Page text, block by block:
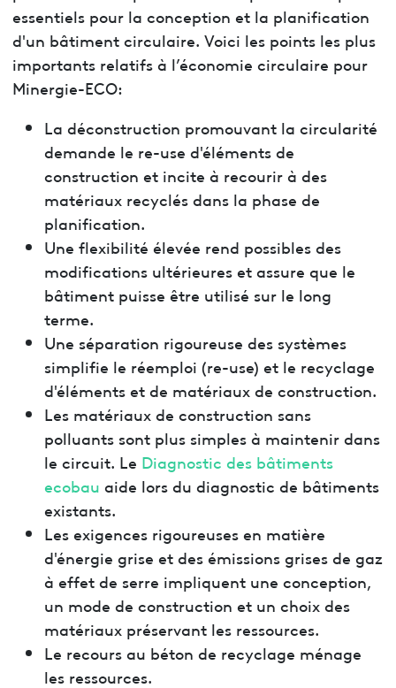
essentiels pour la conception et la planification
d'un bâtiment circulaire. Voici les points les plus
importants relatifs à l’économie circulaire pour
Minergie-ECO:
La déconstruction promouvant la circularité
demande le re-use d'éléments de
construction et incite à recourir à des
matériaux recyclés dans la phase de
planification.
Une flexibilité élevée rend possibles des
modifications ultérieures et assure que le
bâtiment puisse être utilisé sur le long
terme.
Une séparation rigoureuse des systèmes
simplifie le réemploi (re-use) et le recyclage
d'éléments et de matériaux de construction.
Les matériaux de construction sans
polluants sont plus simples à maintenir dans
le circuit. Le Diagnostic des bâtiments
ecobau aide lors du diagnostic de bâtiments
existants.
Les exigences rigoureuses en matière
d'énergie grise et des émissions grises de gaz
à effet de serre impliquent une conception,
un mode de construction et un choix des
matériaux préservant les ressources.
Le recours au béton de recyclage ménage
les ressources.